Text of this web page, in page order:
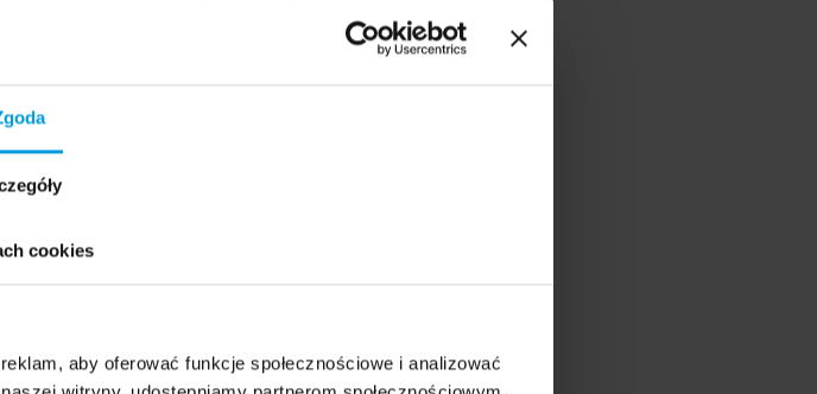
cookies
aby oferować funkcje społecznościowe i analizować